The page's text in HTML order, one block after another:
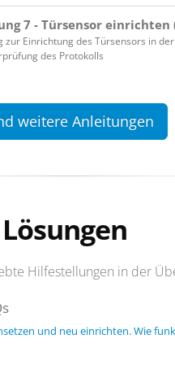
7 - Türsensor einrichten
zur Einrichtung des Türsensors in
des Protokolls
weitere Anleitungen
Hilfestellungen in der
und neu einrichten. Wie